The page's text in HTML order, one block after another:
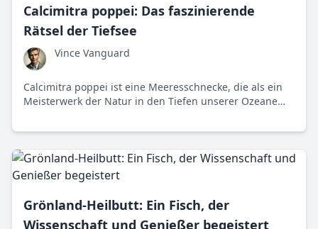
Calcimitra poppei: Das faszinierende
Rätsel der Tiefsee
Vince Vanguard
Calcimitra poppei ist eine Meeresschnecke, die als ein
Meisterwerk der Natur in den Tiefen unserer Ozeane
Grönland-Heilbutt: Ein Fisch, der
Wissenschaft und Genießer begeistert